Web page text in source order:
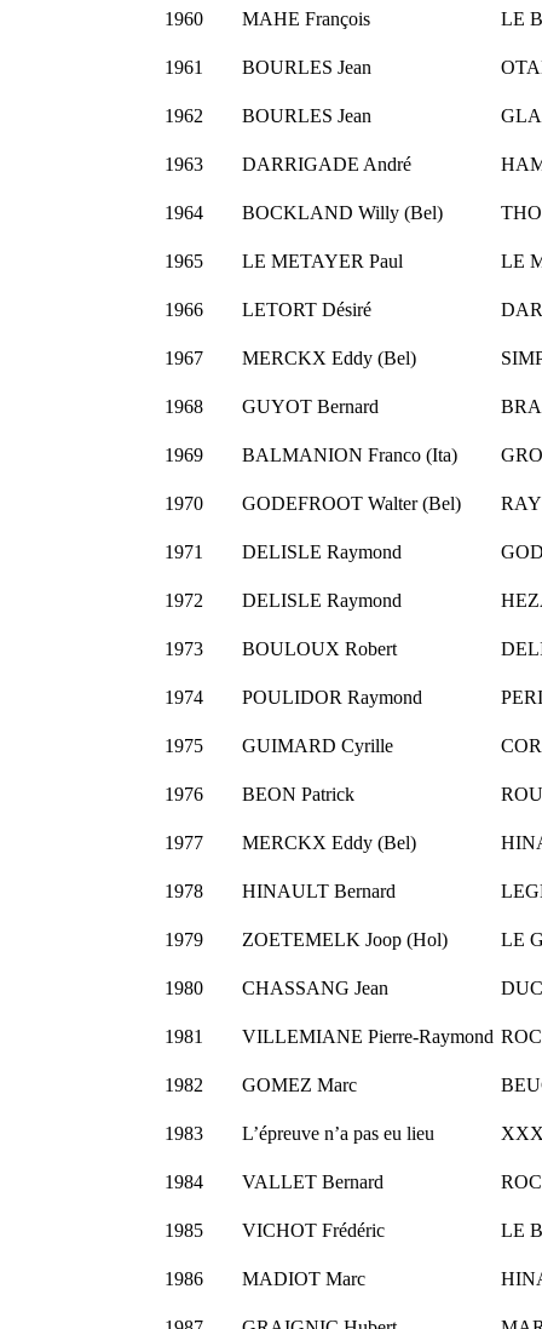
1960 MAHE François LE
1961 BOURLES Jean
1962 BOURLES Jean
1963 DARRIGADE André
1964 BOCKLAND Willy (Bel)
1965 LE METAYER Paul LE
1966 LETORT Désiré
1967 MERCKX Eddy (Bel)
1968 GUYOT Bernard
1969 BALMANION Franco (Ita)
1970 GODEFROOT Walter (Bel)
1971 DELISLE Raymond
1972 DELISLE Raymond
1973 BOULOUX Robert
1974 POULIDOR Raymond
1975 GUIMARD Cyrille
1976 BEON Patrick
1977 MERCKX Eddy (Bel)
1978 HINAULT Bernard
1979 ZOETEMELK Joop (Hol) LE
1980 CHASSANG Jean
1981 VILLEMIANE Pierre-Raymond
1982 GOMEZ Marc
1983 L’épreuve n’a pas eu lieu
1984 VALLET Bernard
1985 VICHOT Frédéric LE
1986 MADIOT Marc